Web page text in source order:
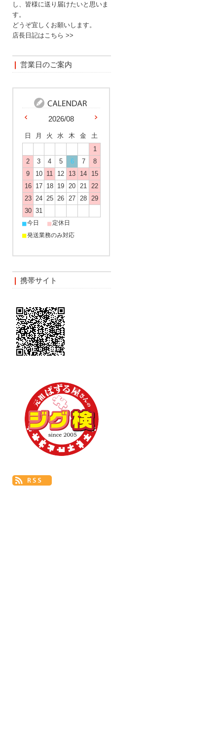
し、皆様に送り届けたいと思いま
す。
どうぞ宜しくお願いします。
店長日記はこちら >>
営業日のご案内
2026/08
日 月 火 水 木 金
土
1
2
3 4 5 6 7
8
9
10 11 12 13 14
15
16
17 18 19 20 21 22
23 24 25 26 27 28 29
30 31
■今日 ■ 定休日
■発送業務のみ対応
携帯サイト